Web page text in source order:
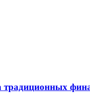
традиционных